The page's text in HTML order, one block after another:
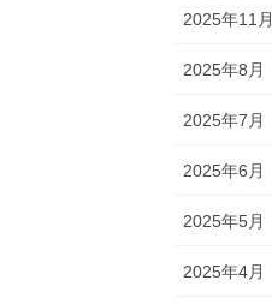
2025年11月
2025年8月
2025年7月
2025年6月
2025年5月
2025年4月